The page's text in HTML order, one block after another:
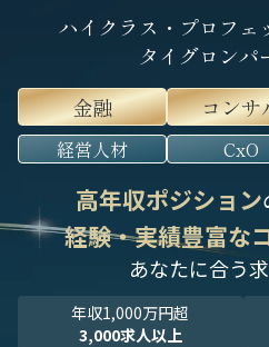
ハイクラス・プロフェ
タイグロンパ
金融
コンサ
経営人材 CxO
高年収ポジション
経験・実績豊富な
あなたに合う
年収1,000万円超
3,000求人以上